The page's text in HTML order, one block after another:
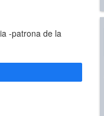
-patrona de la